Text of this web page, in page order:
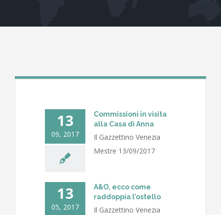
13
09, 2017
Commissioni in visita
alla Casa di Anna
Il Gazzettino Venezia
Mestre 13/09/2017
13
05, 2017
A&O, ecco come
raddoppia l’ostello
Il Gazzettino Venezia